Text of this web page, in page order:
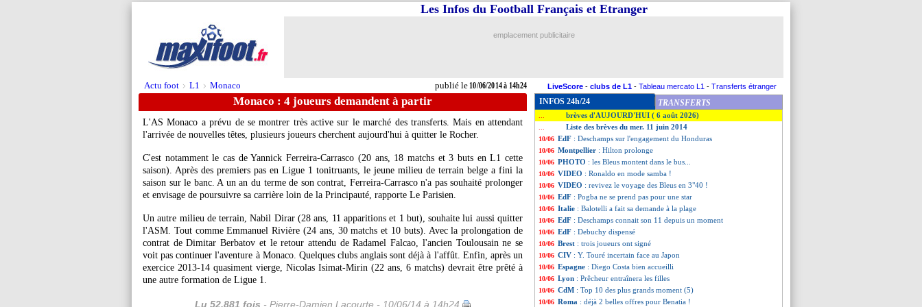
Actu foot > L1 > Monaco publié le10/06/2014 à 14h24
Les Infos du Football Français et Etranger
emplacement publicitaire
LiveScore - clubs de L1 - Tableau mercato L1 - Transferts étranger
Monaco : 4 joueurs demandent à partir
L'AS Monaco a prévu de se montrer très active sur le marché des transferts. Mais en attendant
l'arrivée de nouvelles têtes, plusieurs joueurs cherchent aujourd'hui à quitter le Rocher.
C'est notamment le cas de Yannick Ferreira-Carrasco (20 ans, 18 matchs et 3 buts en L1 cette
saison). Après des premiers pas en Ligue 1 tonitruants, le jeune milieu de terrain belge a fini la
saison sur le banc. A un an du terme de son contrat, Ferreira-Carrasco n'a pas souhaité prolonger
et envisage de poursuivre sa carrière loin de la Principauté, rapporte Le Parisien.
Un autre milieu de terrain, Nabil Dirar (28 ans, 11 apparitions et 1 but), souhaite lui aussi quitter
l'ASM. Tout comme Emmanuel Rivière (24 ans, 30 matchs et 10 buts). Avec la prolongation de
contrat de Dimitar Berbatov et le retour attendu de Radamel Falcao, l'ancien Toulousain ne se
voit pas continuer l'aventure à Monaco. Quelques clubs anglais sont déjà à l'affût. Enfin, après un
exercice 2013-14 quasiment vierge, Nicolas Isimat-Mirin (22 ans, 6 matchs) devrait être prêté à
une autre formation de Ligue 1.
Lu 52.881 fois - Pierre-Damien Lacourte - 10/06/14 à 14h24
INFOS 24h/24 TRANSFERTS
brèves d'AUJOURD'HUI ( 6 août 2026)
Liste des brèves du mer. 11 juin 2014
10/06 EdF : Deschamps sur l'engagement du Honduras
10/06 Montpellier : Hilton prolonge
10/06 PHOTO : les Bleus montent dans le bus...
10/06 VIDEO : Ronaldo en mode samba !
10/06 VIDEO : revivez le voyage des Bleus en 3"40 !
10/06 EdF : Pogba ne se prend pas pour une star
10/06 Italie : Balotelli a fait sa demande à la plage
10/06 EdF : Deschamps connait son 11 depuis un moment
10/06 EdF : Debuchy dispensé
10/06 Brest : trois joueurs ont signé
10/06 CIV : Y. Touré incertain face au Japon
10/06 Espagne : Diego Costa bien accueilli
10/06 Lyon : Prêcheur entraînera les filles
10/06 CdM : Top 10 des plus grands moment (5)
10/06 Roma : déjà 2 belles offres pour Benatia !